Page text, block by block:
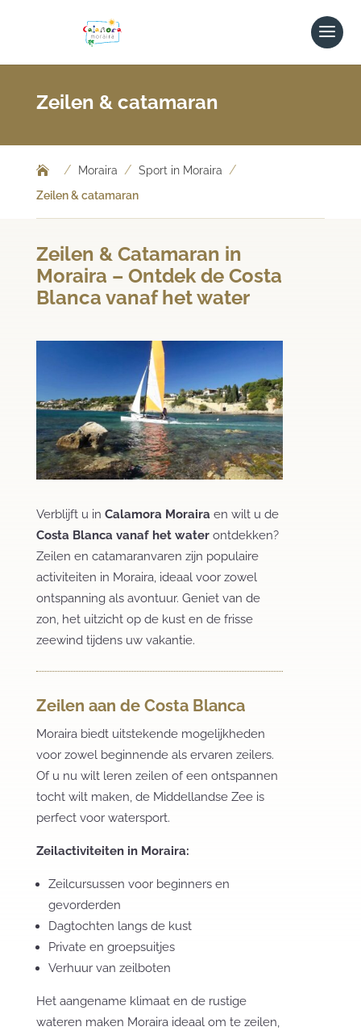
Zeilen & catamaran
/ Moraira / Sport in Moraira /
Zeilen & catamaran
Zeilen & Catamaran in
Moraira – Ontdek de Costa
Blanca vanaf het water
Verblijft u in Calamora Morairaen wilt u de
Costa Blanca vanaf het waterontdekken?
Zeilen en catamaranvaren zijn populaire
activiteiten in Moraira, ideaal voor zowel
ontspanning als avontuur. Geniet van de
zon, het uitzicht op de kust en de frisse
zeewind tijdens uw vakantie.
Zeilen aan de Costa Blanca
Moraira biedt uitstekende mogelijkheden
voor zowel beginnende als ervaren zeilers.
Of u nu wilt leren zeilen of een ontspannen
tocht wilt maken, de Middellandse Zee is
perfect voor watersport.
Zeilactiviteiten in Moraira:
Zeilcursussen voor beginners en
gevorderden
Dagtochten langs de kust
Private en groepsuitjes
Verhuur van zeilboten
Het aangename klimaat en de rustige
wateren maken Moraira ideaal om te zeilen,